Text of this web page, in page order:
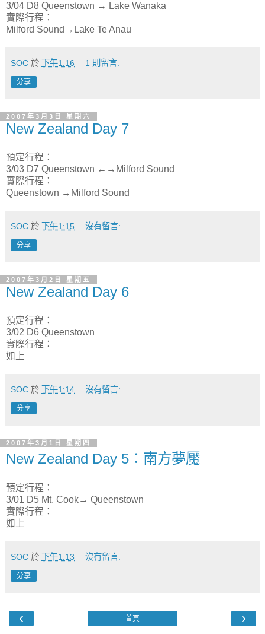
3/04 D8 Queenstown → Lake Wanaka
實際行程：
Milford Sound→Lake Te Anau
SOC 於 下午1:16 1 則留言:
分享
2007年3月3日 星期六
New Zealand Day 7
預定行程：
3/03 D7 Queenstown ←→Milford Sound
實際行程：
Queenstown →Milford Sound
SOC 於 下午1:15 沒有留言:
分享
2007年3月2日 星期五
New Zealand Day 6
預定行程：
3/02 D6 Queenstown
實際行程：
如上
SOC 於 下午1:14 沒有留言:
分享
2007年3月1日 星期四
New Zealand Day 5：南方夢魘
預定行程：
3/01 D5 Mt. Cook→ Queenstown
實際行程：
如上
SOC 於 下午1:13 沒有留言:
分享
‹ ›
首頁